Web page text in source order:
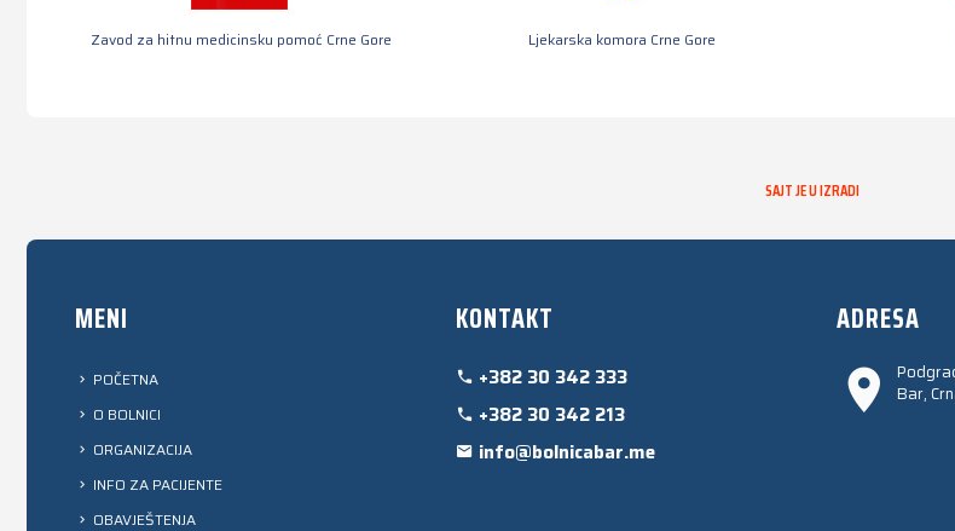
Zavod za hitnu medicinsku pomoć Crne Gore Ljekarska komora Crne Gore
SAJT JE U IZRADI
MENI
POČETNA
O BOLNICI
ORGANIZACIJA
INFO ZA PACIJENTE
OBAVJEŠTENJA
KONTAKT
+382 30 342 333
+382 30 342 213
info@bolnicabar.me
ADRESA
Bar,